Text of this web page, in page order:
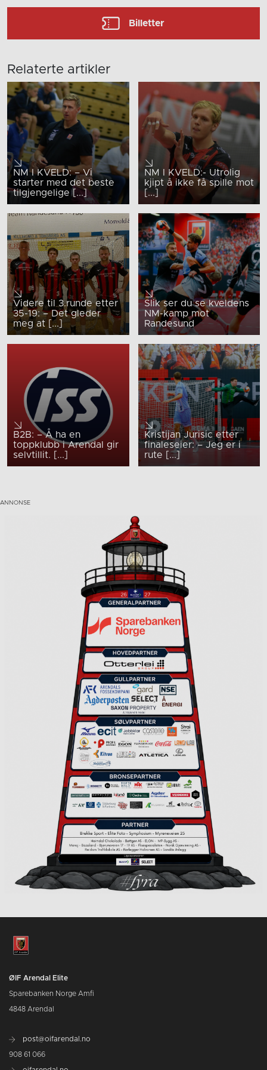
Billetter
Relaterte artikler
NM I KVELD: – Vi
starter med det beste
tilgjengelige [...]
NM I KVELD:- Utrolig
kjipt å ikke få spille mot
[...]
Videre til 3.runde etter
35-19: – Det gleder
meg at [...]
Slik ser du se kveldens
NM-kamp mot
Randesund
B2B: – Å ha en
toppklubb i Arendal gir
selvtillit. [...]
Kristijan Jurisic etter
finaleseier: – Jeg er i
rute [...]
ØIF Arendal Elite
Sparebanken Norge Amfi
4848 Arendal
post@oifarendal.no
908 61 066